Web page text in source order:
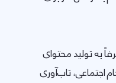
به تولید محتوای
اجتماعی، تاب‌آوری